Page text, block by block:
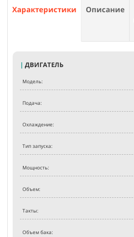
Характеристики Описание
| ДВИГАТЕЛЬ
Модель:
Подача:
Охлаждение:
Тип запуска:
Мощность:
Объем:
Такты:
Объем бака: